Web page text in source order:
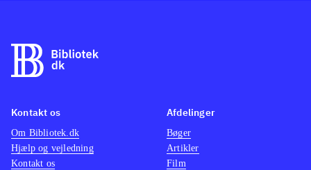
Kontakt os
Om Bibliotek.dk
Hjælp og vejledning
Kontakt os
Afdelinger
Bøger
Artikler
Film